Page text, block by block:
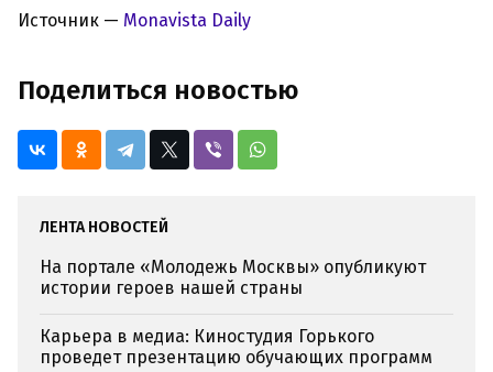
Источник — Monavista Daily
Поделиться новостью
ЛЕНТА НОВОСТЕЙ
На портале «Молодежь Москвы» опубликуют
истории героев нашей страны
Карьера в медиа: Киностудия Горького
проведет презентацию обучающих программ